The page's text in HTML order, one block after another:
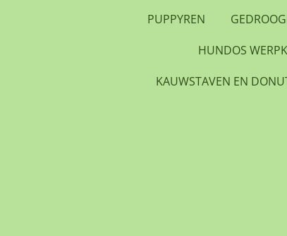
PUPPYREN
HUNDOS
KAUWSTAVEN EN